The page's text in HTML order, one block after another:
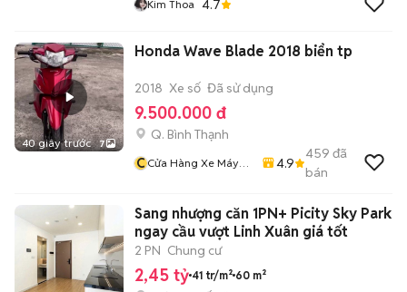
Kim Thoa 4.7
40 giây trước 7
Honda Wave Blade 2018 biển tp
2018 Xe số Đã sử dụng
9.500.000 đ
Q. Bình Thạnh
CCửa Hàng Xe Máy
4.9
459 đã
bán
Sang nhượng căn 1PN+ Picity Sky Park
ngay cầu vượt Linh Xuân giá tốt
2 PN Chung cư
2,45 tỷ 41 tr/m² 60 m²